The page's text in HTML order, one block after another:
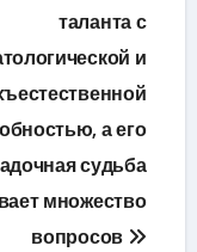
таланта с
и
а его
судьба
множество
вопросов